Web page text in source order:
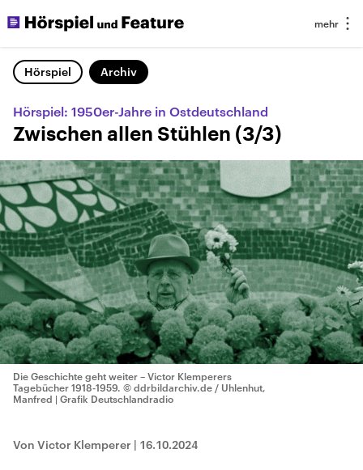
Hörspiel Archiv
Hörspiel: 1950er-Jahre in Ostdeutschland
Zwischen allen Stühlen (3/3)
Die Geschichte geht weiter – Victor Klemperers
Tagebücher 1918-1959. © ddrbildarchiv.de / Uhlenhut,
Manfred | Grafik Deutschlandradio
Von Victor Klemperer | 16.10.2024